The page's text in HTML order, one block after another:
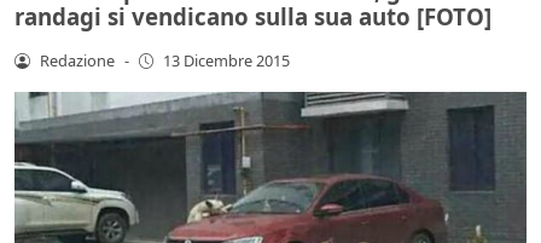
randagi si vendicano sulla sua auto [FOTO]
Redazione - 13 Dicembre 2015